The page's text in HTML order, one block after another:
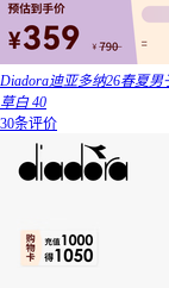
Diadora迪亚多纳26春夏
草白 40
30条评价